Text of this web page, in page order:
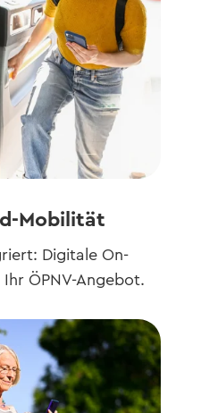
Mobilität
Digitale On-
ÖPNV-Angebot.